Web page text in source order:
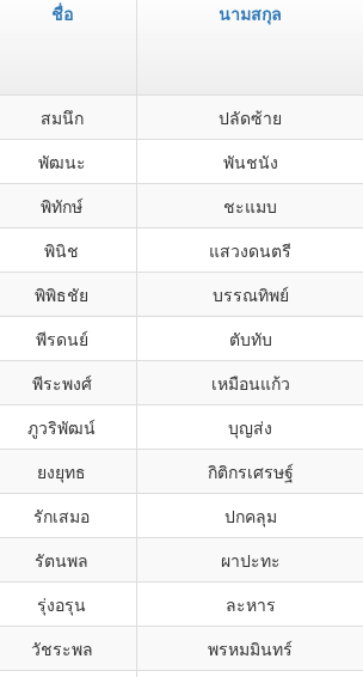
ชื่อ นามสกุล
สมนึก ปลัดซ้าย
พัฒนะ พันชนัง
พิทักษ์ ชะแมบ
พินิช แสวงดนตรี
พิพิธชัย บรรณทิพย์
พีรดนย์ ตับทับ
พีระพงศ์ เหมือนแก้ว
ภูวริพัฒน์ บุญส่ง
ยงยุทธ กิติกรเศรษฐ์
รักเสมอ ปกคลุม
รัตนพล ผาปะทะ
รุ่งอรุน ละหาร
วัชระพล พรหมมินทร์